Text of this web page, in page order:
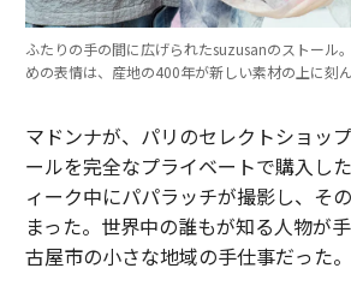
ふたりの手の間に広げられたsuzusanのストール
めの表情は、産地の400年が新しい素材の上に刻ん
マドンナが、パリのセレクトショッ
ールを完全なプライベートで購入し
ィーク中にパパラッチが撮影し、そ
まった。世界中の誰もが知る人物が
古屋市の小さな地域の手仕事だった。